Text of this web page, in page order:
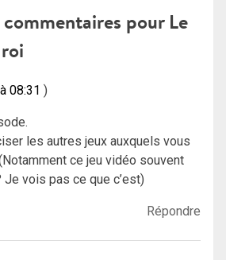
commentaires pour Le
08:31
les autres jeux auxquels vous
ce jeu vidéo souvent
Je vois pas ce que c’est)
Répondre